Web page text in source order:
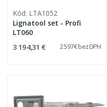
Kód: LTA1052
Lignatool set - Profi
LT060
3 194,31 € 2 597 € bez DPH